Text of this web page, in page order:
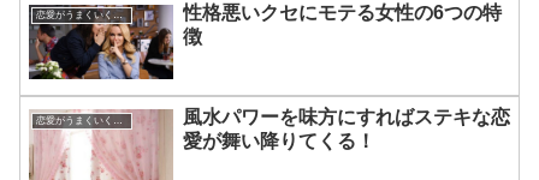
恋愛がうまくいく方法
性格悪いクセにモテる女性の6つの特
徴
恋愛がうまくいく方法
風水パワーを味方にすればステキな恋
愛が舞い降りてくる！